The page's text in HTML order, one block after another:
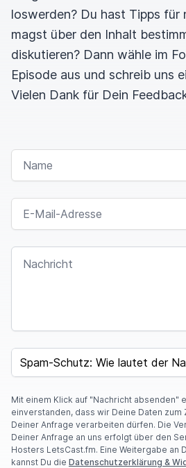
loswerden? Du hast Tipps für
magst über den Inhalt
diskutieren? Dann wähle im
Episode aus und schreib uns
Vielen Dank für Dein
NAME
E-MAIL-ADRESSE
NACHRICHT
SPAM CAPTCHA
Mit einem Klick auf "Nachricht absenden"
einverstanden, dass wir Deine Daten
Deiner Anfrage verarbeiten dürfen. Die
Deiner Anfrage an uns erfolgt über den
Hosters LetsCast.fm. Eine Weitergabe an
kannst Du die Datenschutzerklärung &